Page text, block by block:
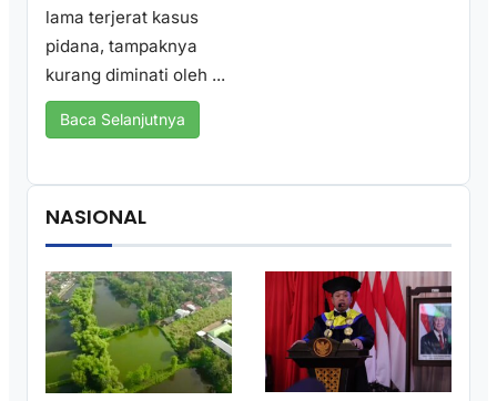
lama terjerat kasus
pidana, tampaknya
kurang diminati oleh ...
Baca Selanjutnya
NASIONAL